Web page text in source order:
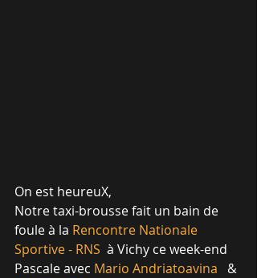
On est heureuX,
Notre taxi-brousse fait un bain de
foule à la Rencontre Nationale
Sportive - RNS à Vichy ce week-end
Pascale avec Mario Andriatoavina &